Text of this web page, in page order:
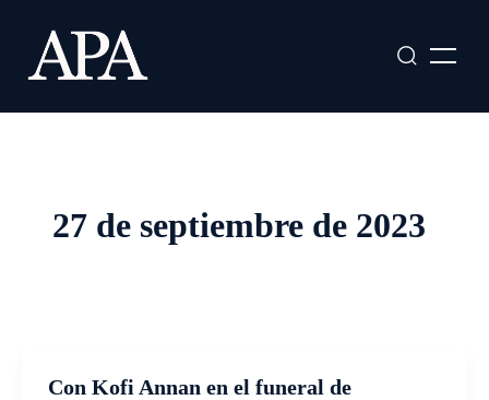
contenido
27 de septiembre de 2023
Con Kofi Annan en el funeral de